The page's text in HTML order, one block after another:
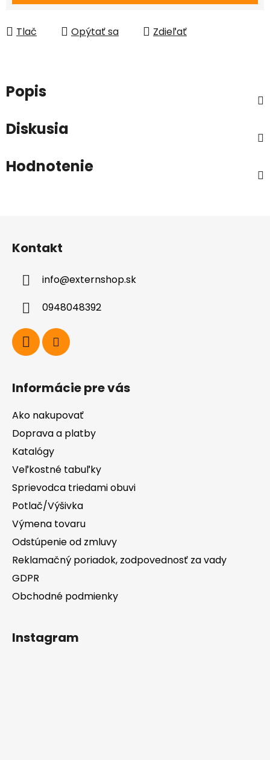
Tlač Opýtať sa Zdieľať
Popis
Diskusia
Hodnotenie
Kontakt
info@externshop.sk
0948048392
Informácie pre vás
Ako nakupovať
Doprava a platby
Katalógy
Veľkostné tabuľky
Sprievodca triedami obuvi
Potlač/Výšivka
Výmena tovaru
Odstúpenie od zmluvy
Reklamačný poriadok, zodpovednosť za vady
GDPR
Obchodné podmienky
Instagram